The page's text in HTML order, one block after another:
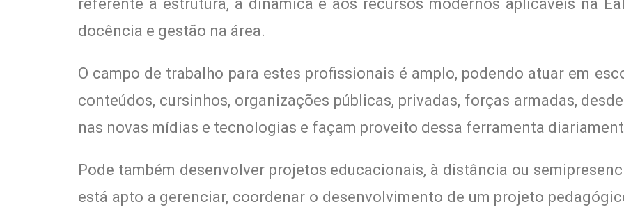
referente à estrutura, à dinâmica e aos recursos modernos aplicáveis na
docência e gestão na área.
O campo de trabalho para estes profissionais é amplo, podendo atuar em
conteúdos, cursinhos, organizações públicas, privadas, forças armadas,
nas novas mídias e tecnologias e façam proveito dessa ferramenta
Pode também desenvolver projetos educacionais, à distância ou
está apto a gerenciar, coordenar o desenvolvimento de um projeto